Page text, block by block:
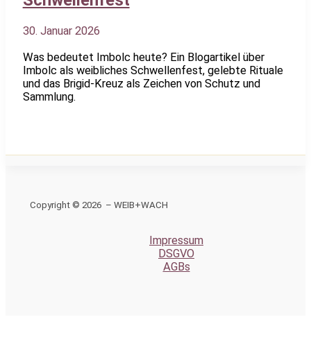
30. Januar 2026
Was bedeutet Imbolc heute? Ein Blogartikel über
Imbolc als weibliches Schwellenfest, gelebte Rituale
und das Brigid-Kreuz als Zeichen von Schutz und
Sammlung.
Copyright © 2026 – WEIB+WACH
Impressum
DSGVO
AGBs